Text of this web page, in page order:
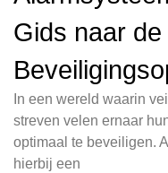
Gids naar de
In een wereld waarin
streven velen ernaar
optimaal te beveiligen.
hierbij een